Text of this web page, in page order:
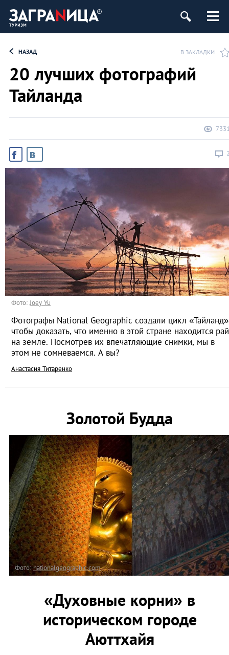
НАЗАД В ЗАКЛАДКИ
20 лучших фотографий
Тайланда
Фото:Joey Yu
Фотографы National Geographic создали цикл
чтобы доказать, что именно в этой стране находится рай
на земле. Посмотрев их впечатляющие снимки, мы в
этом не сомневаемся. А вы?
Анастасия Титаренко
Золотой Будда
Фото:nationalgeographic.com
«Духовные корни» в
историческом городе
Аюттхайя